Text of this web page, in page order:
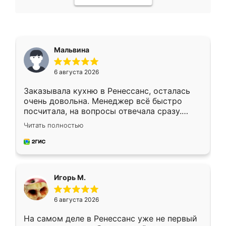
Мальвина
6 августа 2026
Заказывала кухню в Ренессанс, осталась
очень довольна. Менеджер всё быстро
посчитала, на вопросы отвечала сразу.
Замерщик приехал в субботу, подошёл к
делу со всей ответственностью. Собрали
за день, ребята работали аккуратно, даже
Читать полностью
Игорь М.
6 августа 2026
На самом деле в Ренессанс уже не первый